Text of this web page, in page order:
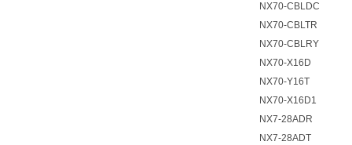
NX70-CBLDC
NX70-CBLTR
NX70-CBLRY
NX70-X16D
NX70-Y16T
NX70-X16D1
NX7-28ADR
NX7-28ADT